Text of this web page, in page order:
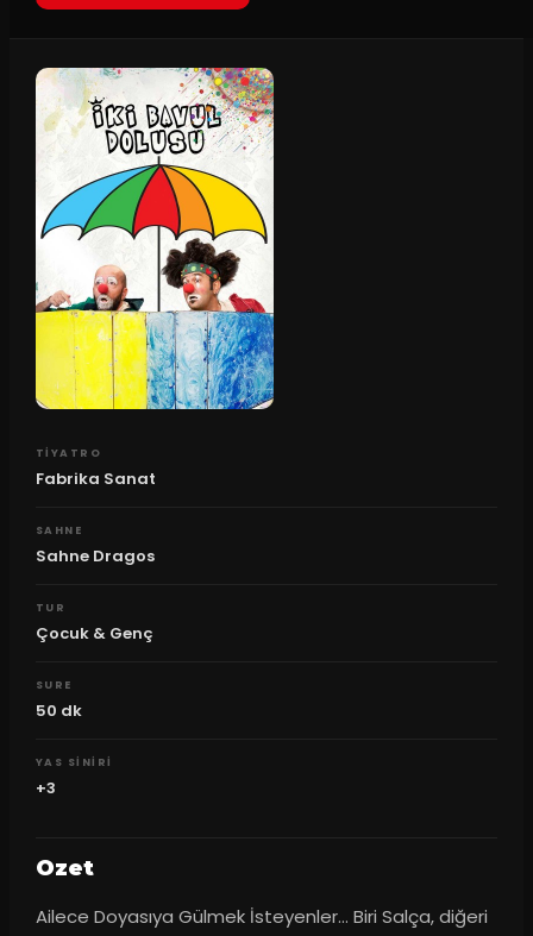
TIYATRO
Fabrika Sanat
SAHNE
Sahne Dragos
TUR
Çocuk & Genç
SURE
50 dk
YAS SINIRI
+3
Ozet
Ailece Doyasıya Gülmek İsteyenler... Biri Salça, diğeri